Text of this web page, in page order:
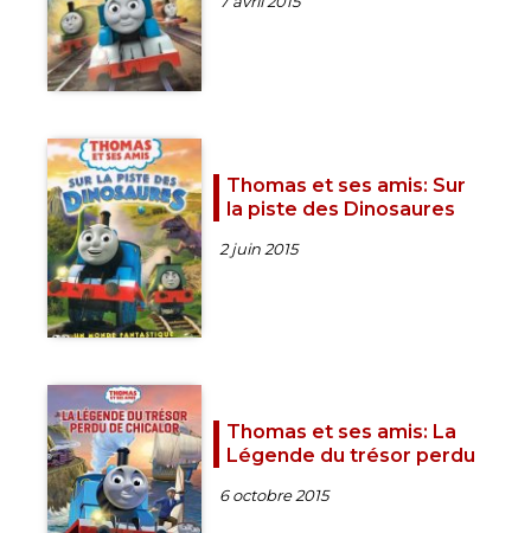
Thomas et ses amis: Sur
la piste des Dinosaures
2 juin 2015
Thomas et ses amis: La
Légende du trésor perdu
6 octobre 2015